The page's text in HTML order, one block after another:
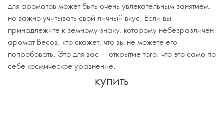
для ароматов может быть очень увлекательным занятием,
но важно учитывать свой личный вкус. Если вы
принадлежите к земному знаку, которому небезразличен
аромат Весов, кто скажет, что вы не можете его
попробовать. Это для вас — открытие того, что это само по
себе космическое уравнение.
купить